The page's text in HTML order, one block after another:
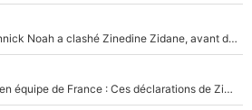
«Ça pue du c*l» : Quand Yannick Noah a clashé Zinedine Zidane, avant de se faire recadrer par le nouveau sélectionneur de l'équipe de France !
Michael Olise va se régaler en équipe de France : Ces déclarations de Zinedine Zidane qui prouvent qu'il va tout miser sur la star du Bayern Munich !